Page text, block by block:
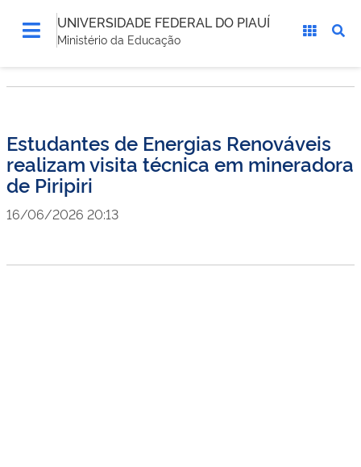
UNIVERSIDADE FEDERAL DO PIAUÍ
Ministério da Educação
Estudantes de Energias Renováveis
realizam visita técnica em mineradora
de Piripiri
16/06/2026 20:13